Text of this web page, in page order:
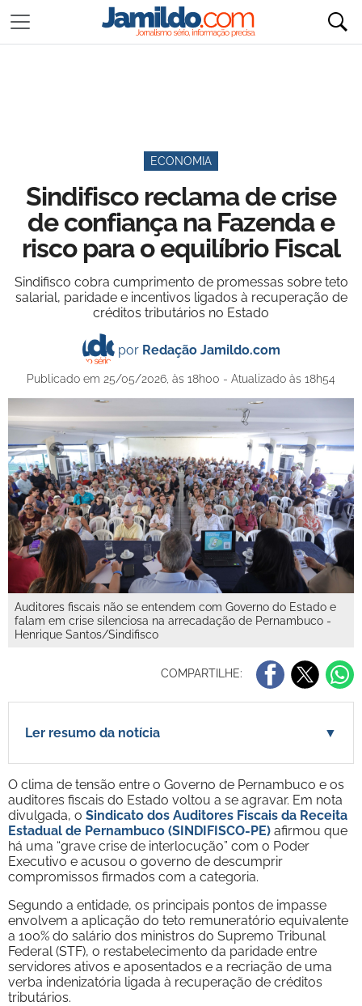
ECONOMIA
Sindifisco reclama de crise
de confiança na Fazenda e
risco para o equilíbrio Fiscal
Sindifisco cobra cumprimento de promessas sobre teto
salarial, paridade e incentivos ligados à recuperação de
créditos tributários no Estado
por Redação Jamildo.com
Publicado em 25/05/2026, às 18h00 - Atualizado às 18h54
Auditores fiscais não se entendem com Governo do Estado e
falam em crise silenciosa na arrecadação de Pernambuco -
Henrique Santos/Sindifisco
COMPARTILHE:
Ler resumo da notícia ▼
O clima de tensão entre o Governo de Pernambuco e os
auditores fiscais do Estado voltou a se agravar. Em nota
divulgada, o Sindicato dos Auditores Fiscais da Receita
Estadual de Pernambuco (SINDIFISCO-PE) afirmou que
há uma “grave crise de interlocução” com o Poder
Executivo e acusou o governo de descumprir
compromissos firmados com a categoria.
Segundo a entidade, os principais pontos de impasse
envolvem a aplicação do teto remuneratório equivalente
a 100% do salário dos ministros do Supremo Tribunal
Federal (STF), o restabelecimento da paridade entre
servidores ativos e aposentados e a recriação de uma
verba indenizatória ligada à recuperação de créditos
tributários.